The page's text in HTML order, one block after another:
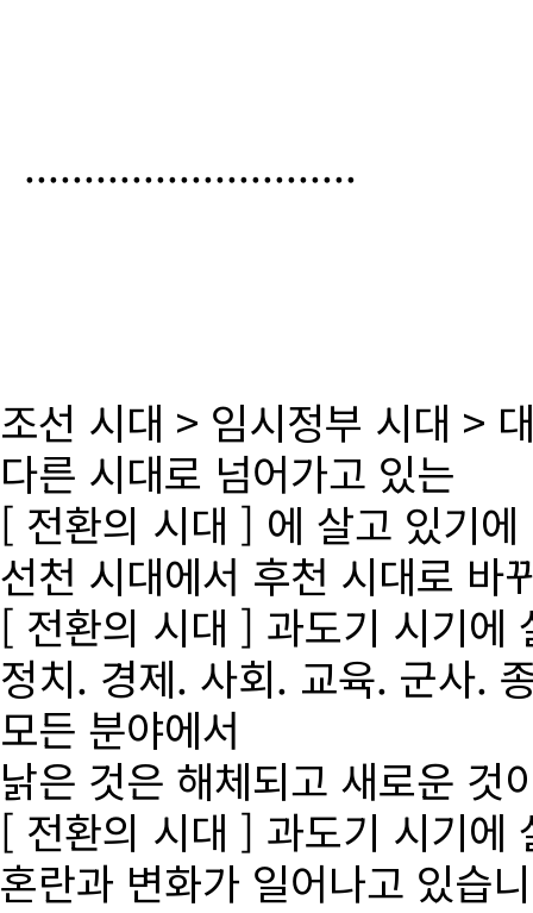
............................
조선 시대 > 임시정부 시대 >
다른 시대로 넘어가고 있는
[ 전환의 시대 ] 에 살고 있기에
선천 시대에서 후천 시대로 바
[ 전환의 시대 ] 과도기 시기에
정치. 경제. 사회. 교육. 군사.
모든 분야에서
낡은 것은 해체되고 새로운 것
[ 전환의 시대 ] 과도기 시기에
혼란과 변화가 일어나고 있습